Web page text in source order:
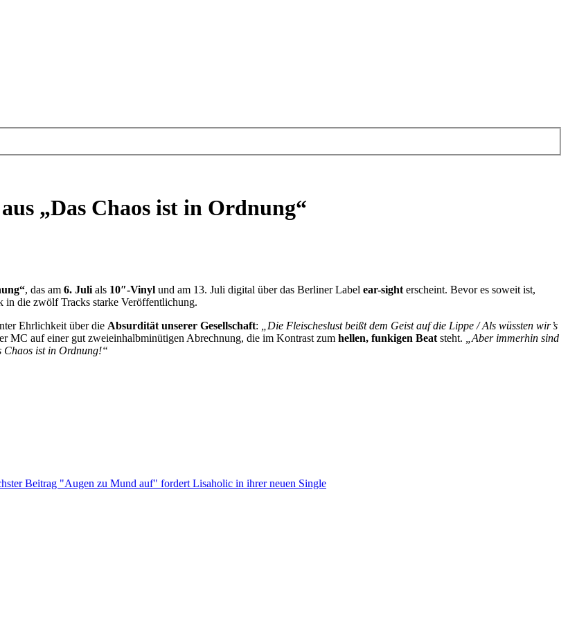
„Das Chaos ist in Ordnung“
, das am 6. Julials 10″-Vinyl und am 13. Juli digital über das Berliner Label ear-sighterscheint. Bevor es soweit ist,
in die zwölf Tracks starke Veröffentlichung.
Ehrlichkeit über die Absurdität unserer Gesellschaft: „Die Fleischeslust beißt dem Geist auf die Lippe / Als wüssten wir’s
MC auf einer gut zweieinhalbminütigen Abrechnung, die im Kontrast zum hellen, funkigen Beatsteht. „Aber immerhin sind
Chaos ist in Ordnung!“
Beitrag "Augen zu Mund auf" fordert Lisaholic in ihrer neuen Single